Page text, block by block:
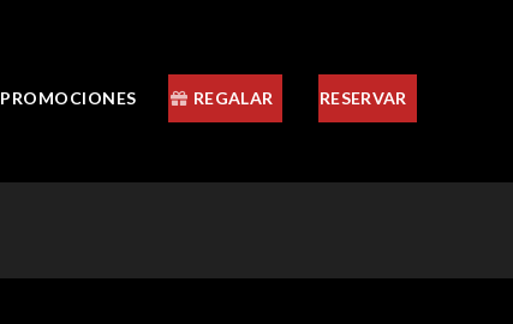
PROMOCIONES REGALAR RESERVAR